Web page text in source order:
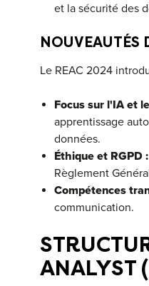
et la sécurité des
NOUVEAUTÉS
Le REAC 2024
Focus sur l'IA et
apprentissage
données.
Éthique et RGPD :
Règlement
Compétences
communication.
ANALYST